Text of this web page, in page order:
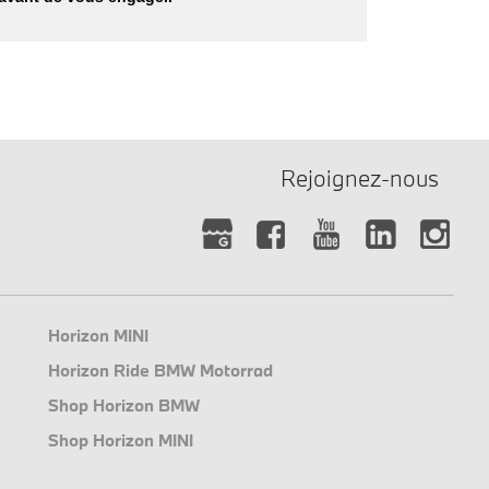
Rejoignez-nous
Horizon MINI
Horizon Ride BMW Motorrad
Shop Horizon BMW
Shop Horizon MINI